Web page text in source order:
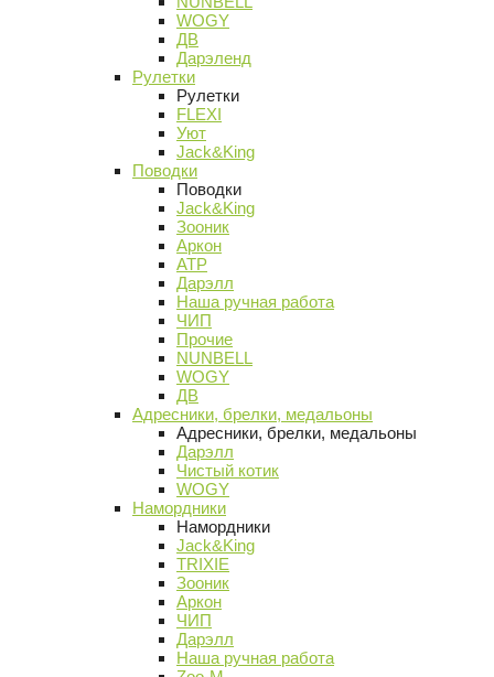
WOGY
ДВ
Дарэленд
Рулетки
Рулетки
FLEXI
Уют
Jack&King
Поводки
Поводки
Jack&King
Зооник
Аркон
АТР
Дарэлл
Наша ручная работа
ЧИП
Прочие
NUNBELL
WOGY
ДВ
Адресники, брелки, медальоны
Адресники, брелки, медальоны
Дарэлл
Чистый котик
WOGY
Намордники
Намордники
Jack&King
TRIXIE
Зооник
Аркон
ЧИП
Дарэлл
Наша ручная работа